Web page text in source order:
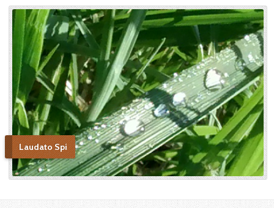
arraché du feu. » Edition du
Carmel. 386 pages. 20 Euros
Laudato Spi